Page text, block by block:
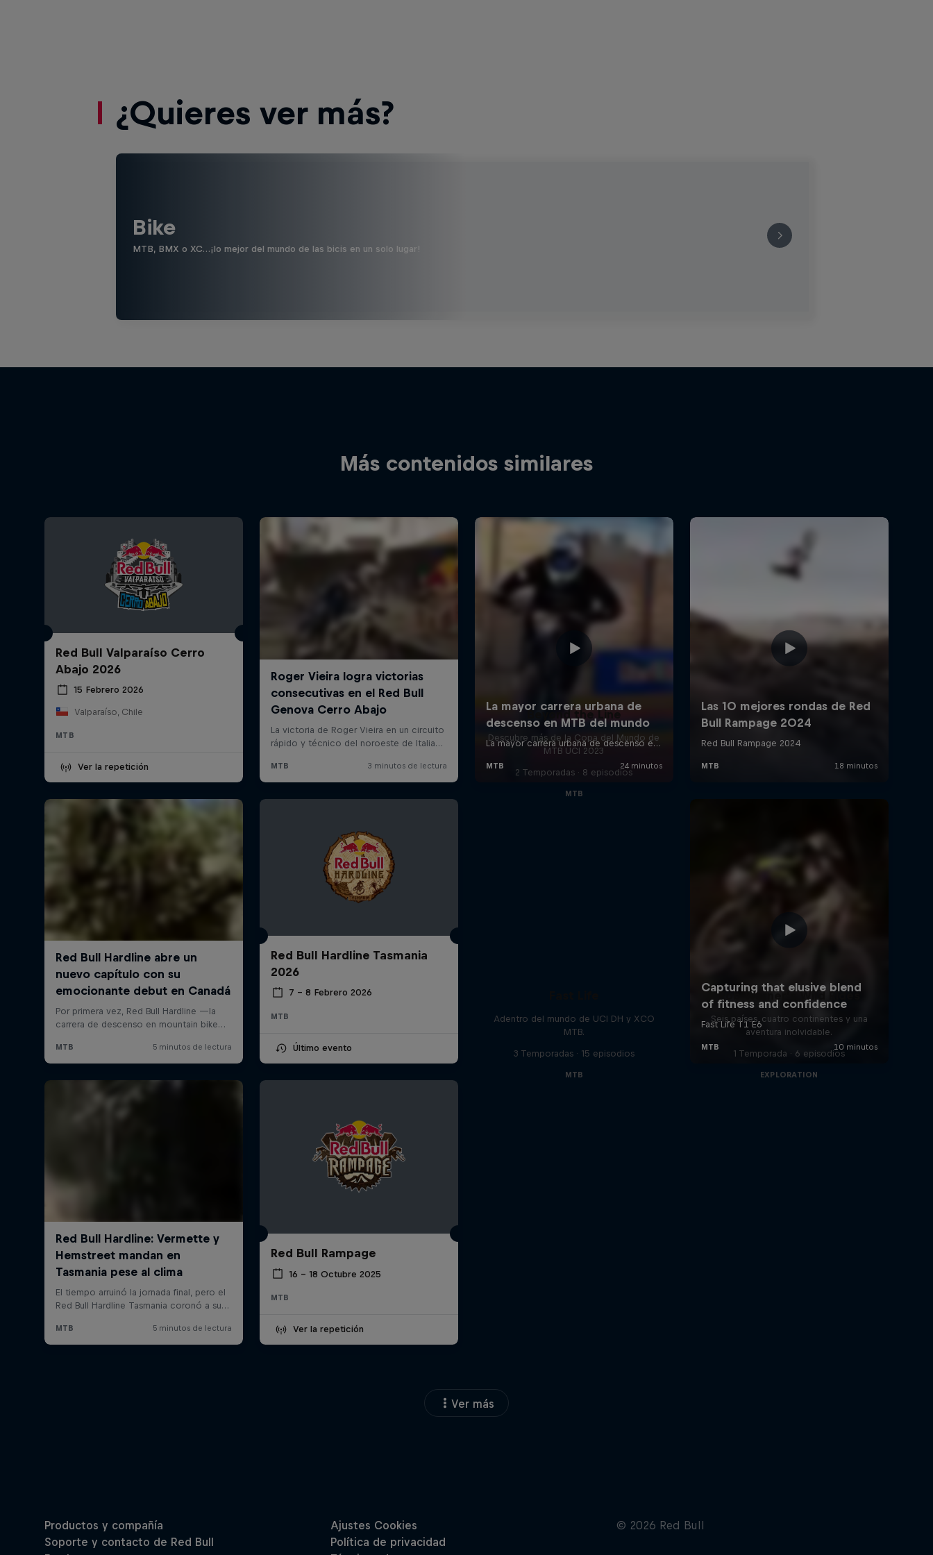
¿Quieres ver más?
Bike
MTB, BMX o XC…¡lo mejor del mundo de las bicis en un solo lugar!
Más contenidos similares
Red Bull Valparaíso Cerro
Abajo 2026
15 Febrero 2026
Valparaíso, Chile
MTB
Ver la repetición
Red Bull Hardline Tasmania
2026
7 – 8 Febrero 2026
MTB
Último evento
Beyond the Line
Descubre más de la Copa del Mundo de
MTB UCI 2023
2 Temporadas · 8 episodios
MTB
Red Bull Rampage
16 – 18 Octubre 2025
MTB
Ver la repetición
Adentro del mundo de UCI DH y XCO
MTB.
3 Temporadas · 15 episodios
MTB
Rob Warner’s Wild Rides
Seis países, cuatro continentes y una
aventura inolvidable.
1 Temporada · 6 episodios
EXPLORATION
Ver más